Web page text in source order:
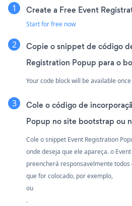
Create a Free Event
Start for free now
Copie o snippet de código
Registration Popup para o
Your code block will be available
Cole o código de
Popup no site bootstrap ou
Cole o snippet Event Registration
onde deseja que ele apareça. o
preencherá responsavelmente
que for colocado, por exemplo,
ou
.